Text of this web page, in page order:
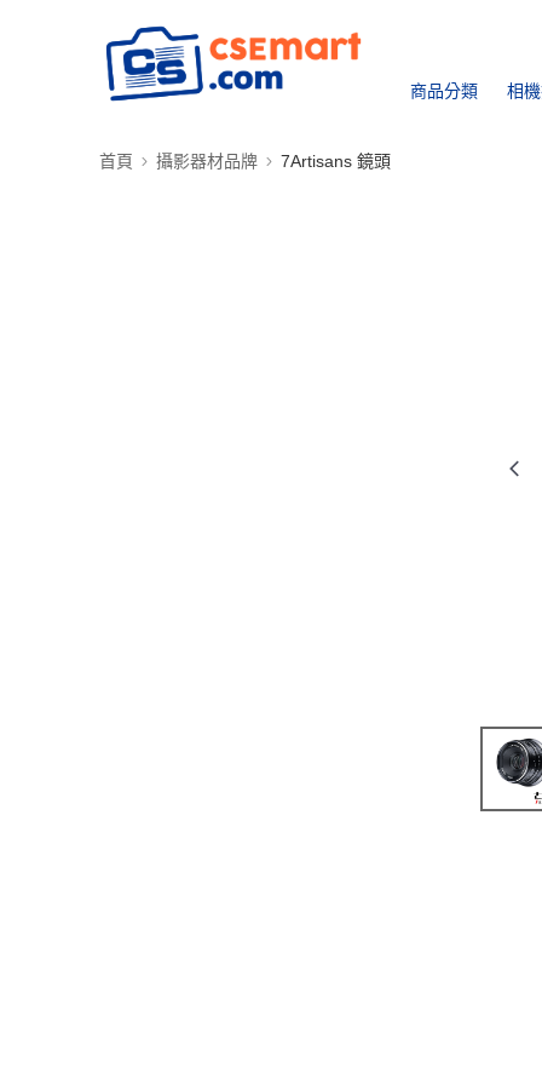
商品分類 相
首頁 攝影器材品牌 7Artisans 鏡頭